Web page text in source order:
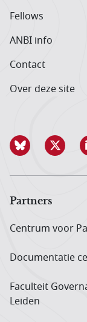
Fellows
ANBI info
Contact
Over deze site
Partners
Centrum voor
Documentatie
Faculteit
Leiden